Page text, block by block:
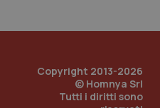
Copyright 2013-2026
© Homnya Srl
Tutti i diritti sono